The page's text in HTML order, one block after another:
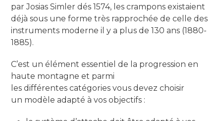
par Josias Simler dés 1574, les crampons existaient
déjà sous une forme très rapprochée de celle des
instruments moderne il y a plus de 130 ans (1880-
1885).
C’est un élément essentiel de la progression en
haute montagne et parmi
les différentes catégories vous devez choisir
un modèle adapté à vos objectifs :